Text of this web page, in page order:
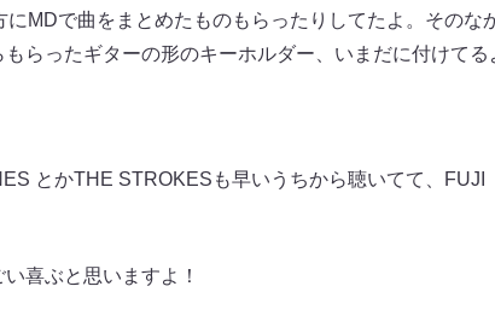
MDで曲をまとめたものもらったりしてたよ。そのな
らったギターの形のキーホルダー、いまだに付けてる
とかTHE STROKESも早いうちから聴いてて、FUJI
喜ぶと思いますよ！